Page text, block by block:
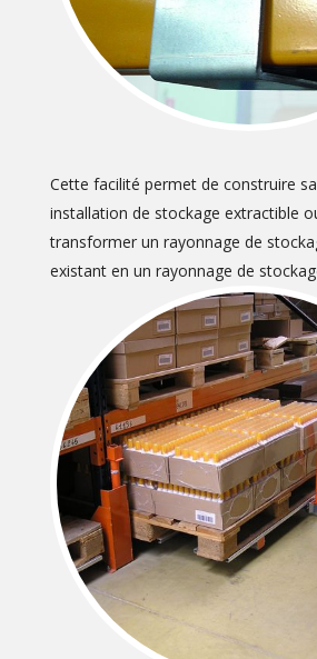
Cette facilité permet de construire
installation de stockage extractible
transformer un rayonnage de
existant en un rayonnage de